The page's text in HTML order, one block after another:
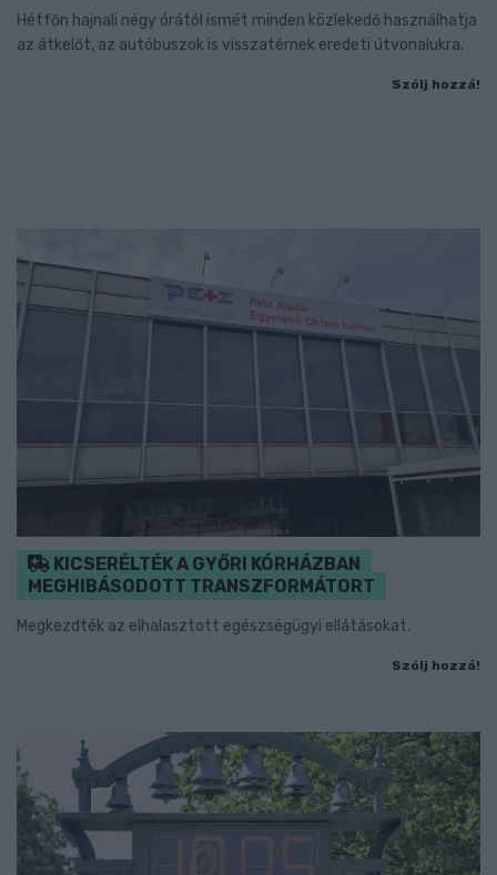
Hétfőn hajnali négy órától ismét minden közlekedő használhatja
az átkelőt, az autóbuszok is visszatérnek eredeti útvonalukra.
Szólj hozzá!
KICSERÉLTÉK A GYŐRI KÓRHÁZBAN
MEGHIBÁSODOTT TRANSZFORMÁTORT
Megkezdték az elhalasztott egészségügyi ellátásokat.
Szólj hozzá!